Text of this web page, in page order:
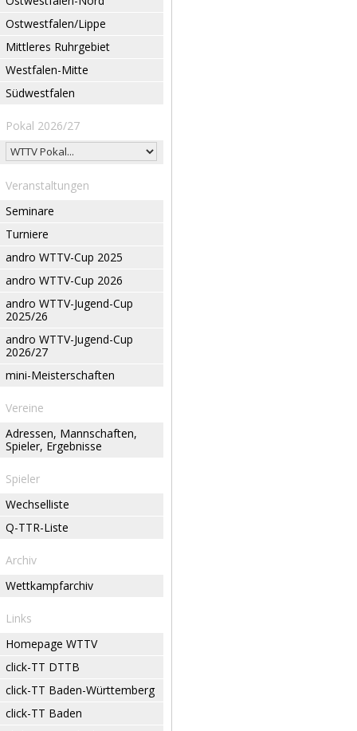
Ostwestfalen/Lippe
Mittleres Ruhrgebiet
Westfalen-Mitte
Südwestfalen
Pokal 2026/27
Veranstaltungen
Seminare
Turniere
andro WTTV-Cup 2025
andro WTTV-Cup 2026
andro WTTV-Jugend-Cup
2025/26
andro WTTV-Jugend-Cup
2026/27
mini-Meisterschaften
Vereine
Adressen, Mannschaften,
Spieler, Ergebnisse
Spieler
Wechselliste
Q-TTR-Liste
Archiv
Wettkampfarchiv
Links
Homepage WTTV
click-TT DTTB
click-TT Baden-Württemberg
click-TT Baden